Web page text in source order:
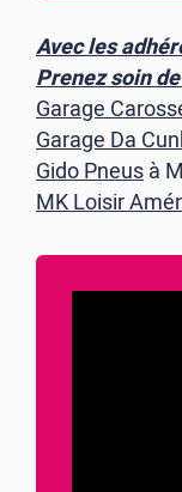
Avec les
Prenez soin
Garage
Garage Da
Gido Pneusà
MK Loisir